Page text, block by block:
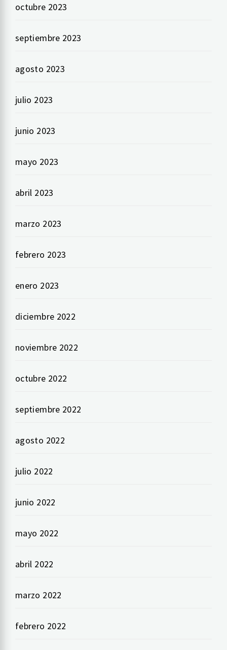
octubre 2023
septiembre 2023
agosto 2023
julio 2023
junio 2023
mayo 2023
abril 2023
marzo 2023
febrero 2023
enero 2023
diciembre 2022
noviembre 2022
octubre 2022
septiembre 2022
agosto 2022
julio 2022
junio 2022
mayo 2022
abril 2022
marzo 2022
febrero 2022